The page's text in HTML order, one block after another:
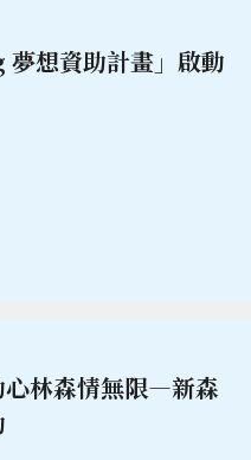
想資助計畫」啟動
心林森情無限—新森